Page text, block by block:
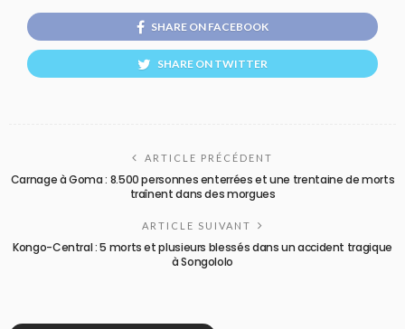
SHARE ON FACEBOOK
SHARE ON TWITTER
ARTICLE PRÉCÉDENT
Carnage à Goma : 8.500 personnes enterrées et une trentaine de morts
traînent dans des morgues
ARTICLE SUIVANT
Kongo-Central : 5 morts et plusieurs blessés dans un accident tragique
à Songololo